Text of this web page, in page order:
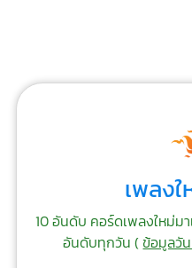
เพลง
10 อันดับ คอร์ดเพลงใหม่ม
อันดับทุกวัน (ข้อมูลวั